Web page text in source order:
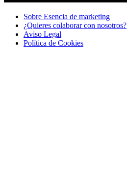
Sobre Esencia de marketing
¿Quieres colaborar con nosotros?
Aviso Legal
Polí­tica de Cookies